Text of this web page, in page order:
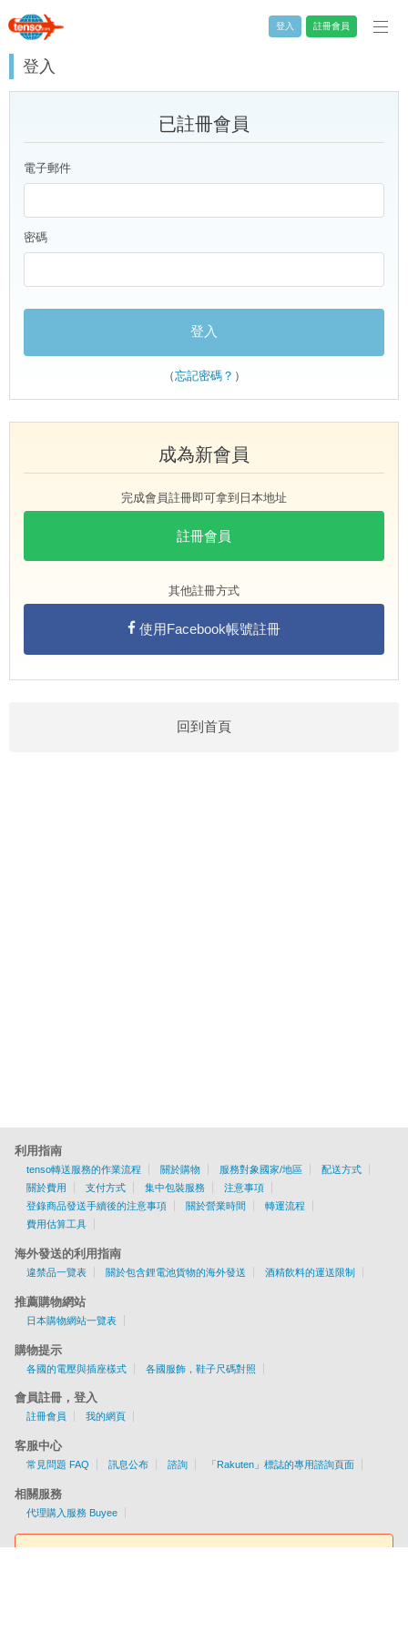
登入 註冊會員
登入
已註冊會員
電子郵件
密碼
（忘記密碼？ ）
成為新會員
完成會員註冊即可拿到日本地址
註冊會員
其他註冊方式
使用Facebook帳號註冊
回到首頁
利用指南
tenso轉送服務的作業流程 關於購物 服務對象國家/地區
配送方式
關於費用
支付方式 集中包裝服務
注意事項
登錄商品發送手續後的注意事項
關於營業時間
轉運流程
費用估算工具
海外發送的利用指南
違禁品一覽表 關於包含鋰電池貨物的海外發送 酒精飲料的運送限制
推薦購物網站
日本購物網站一覽表
購物提示
各國的電壓與插座樣式 各國服飾，鞋子尺碼對照
會員註冊，登入
註冊會員 我的網頁
客服中心
常見問題 FAQ 訊息公布 諮詢 「Rakuten」標誌的專用諮詢頁面
相關服務
代理購入服務 Buyee